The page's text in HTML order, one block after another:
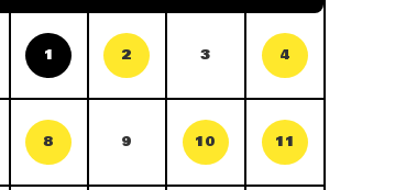
1 2 3 4
8 9 10 11